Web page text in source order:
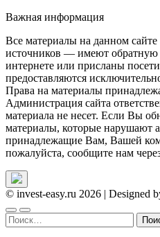
Важная информация
Все материалы на данном
источников — имеют обратную
интернете или присланы
предоставляются
Права на материалы
Администрация сайта
материала не несет. Если Вы
материалы, которые нарушают
принадлежащие Вам, Вашей
пожалуйста, сообщите нам
© invest-easy.ru 2026 | Designed
Найти: